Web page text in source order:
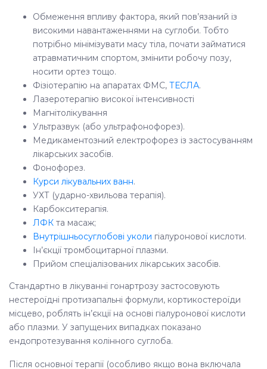
Обмеження впливу фактора, який пов’язаний із
високими навантаженнями на суглоби. Тобто
потрібно мінімізувати масу тіла, почати займатися
атравматичним спортом, змінити робочу позу,
носити ортез тощо.
Фізіотерапію на апаратах ФМС, ТЕСЛА.
Лазеротерапію високої інтенсивності
Магнітолікування
Ультразвук (або ультрафонофорез).
Медикаментозний електрофорез із застосуванням
лікарських засобів.
Фонофорез.
Курси лікувальних ванн.
УХТ (ударно-хвильова терапія).
Карбокситерапія.
ЛФК та ​​масаж;
Внутрішньосуглобові уколи гіалуронової кислоти.
Ін’єкції тромбоцитарної плазми.
Прийом спеціалізованих лікарських засобів.
Стандартно в лікуванні гонартрозу застосовують
нестероїдні протизапальні формули, кортикостероїди
місцево, роблять ін’єкції на основі гіалуронової кислоти
або плазми. У запущених випадках показано
ендопротезування колінного суглоба.
Після основної терапії (особливо якщо вона включала